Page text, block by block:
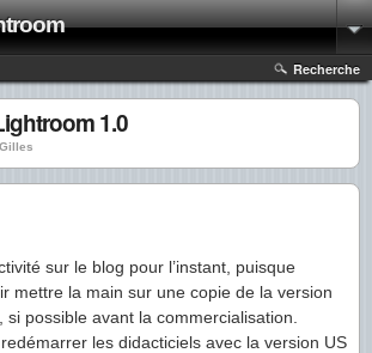
Recherche
1.0
sur le blog pour l’instant, puisque
mettre la main sur une copie de la version
si possible avant la commercialisation.
les didacticiels avec la version US